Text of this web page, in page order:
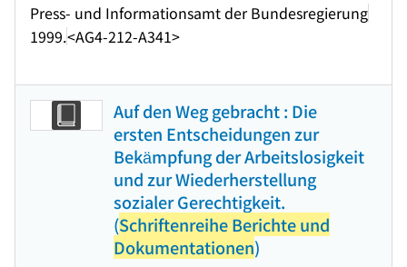
Press- und Informationsamt der Bundesregierung
1999.<AG4-212-A341>
Auf den Weg gebracht : Die
ersten Entscheidungen zur
Bekämpfung der Arbeitslosigkeit
und zur Wiederherstellung
sozialer Gerechtigkeit.
(Schriftenreihe Berichte und
Dokumentationen)